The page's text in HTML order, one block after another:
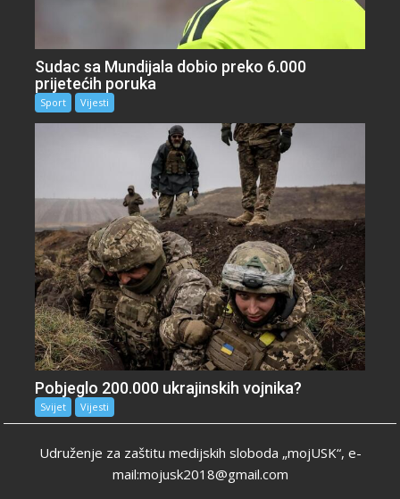
Sudac sa Mundijala dobio preko 6.000
prijetećih poruka
Sport Vijesti
Pobjeglo 200.000 ukrajinskih vojnika?
Svijet Vijesti
Udruženje za zaštitu medijskih sloboda „mojUSK“, e-
mail:mojusk2018@gmail.com